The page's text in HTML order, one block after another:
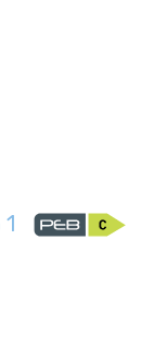
1